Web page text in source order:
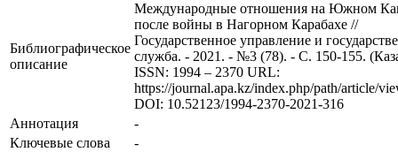
Библиографическое
описание
Международные отношения на Южном
после войны в Нагорном Карабахе //
Государственное управление и
служба. - 2021. - №3 (78). - С. 150-155.
ISSN: 1994 – 2370 URL:
https://journal.apa.kz/index.php/path/article/
DOI: 10.52123/1994-2370-2021-316
Аннотация
-
Ключевые cлова
-